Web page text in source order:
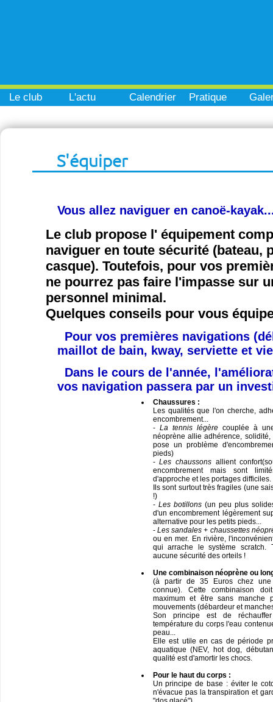
Le club L'actu Calendrier Pratique
S'équiper
Vous allez naviguer en canoë-
Le club propose l' équipement
naviguer en toute sécurité (bateau,
casque). Toutefois, pour vos
ne pourrez pas faire l'impasse sur
personnel minimal.
Quelques conseils pour vous
Pour vos premières navigations
maillot de bain, kway, serviette et
Dans le cours de l'année,
vos navigation passera par un
Chaussures :
Les qualités que l'on cherche,
encombrement...
- La tennis légère couplée à
néoprène allie adhérence, solidité,
pose un problème
pieds)
-Les chaussons allient
encombrement mais sont
d'approche et les portages difficiles.
Ils sont surtout très fragiles (une
!)
- Les botillons(un peu plus
d'un encombrement légèrement
alternative pour les petits pieds...
- Les sandales + chaussettes
ou en mer. En rivière,
qui arrache le système scratch.
aucune sécurité des orteils !
Une combinaison néoprène ou
(à partir de 35 Euros chez
connue). Cette combinaison
maximum et être sans manche
mouvements (débardeur et
Son principe est de
température du corps l'eau
peau...
Elle est utile en cas de période
aquatique (NEV, hot dog,
qualité est d'amortir les chocs.
Pour le haut du corps :
Un principe de base : éviter le
n'évacue pas la transpiration et